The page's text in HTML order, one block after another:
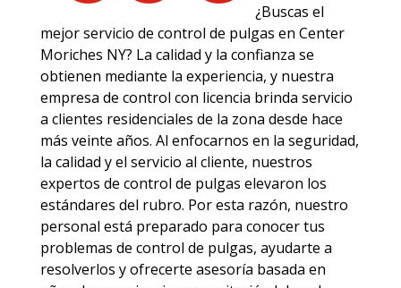
¿Buscas el
mejor servicio de control de pulgas en Center
Moriches NY? La calidad y la confianza se
obtienen mediante la experiencia, y nuestra
empresa de control con licencia brinda servicio
a clientes residenciales de la zona desde hace
más veinte años. Al enfocarnos en la seguridad,
la calidad y el servicio al cliente, nuestros
expertos de control de pulgas elevaron los
estándares del rubro. Por esta razón, nuestro
personal está preparado para conocer tus
problemas de control de pulgas, ayudarte a
resolverlos y ofrecerte asesoría basada en